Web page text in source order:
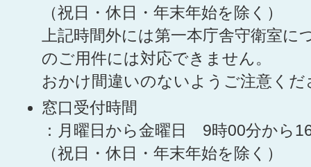
（祝日・休日・年末年始を除く）
上記時間外には第一本庁舎守衛室に
のご用件には対応できません。
おかけ間違いのないようご注意くだ
窓口受付時間
：月曜日から金曜日 9時00分から
（祝日・休日・年末年始を除く）